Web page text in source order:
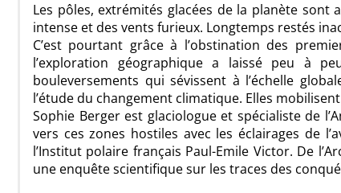
Les pôles, extrémités glacées de la planète sont
intense et des vents furieux. Longtemps restés
C’est pourtant grâce à l’obstination des
l’exploration géographique a laissé peu à
bouleversements qui sévissent à l’échelle
l’étude du changement climatique. Elles
Sophie Berger est glaciologue et spécialiste de
vers ces zones hostiles avec les éclairages de
l’Institut polaire français Paul-Emile Victor. De
une enquête scientifique sur les traces des